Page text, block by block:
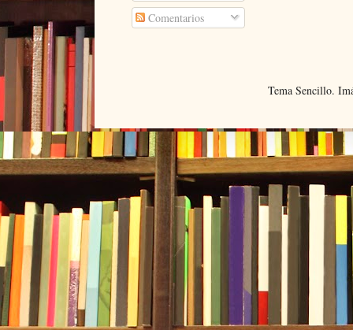
Comentarios
Tema Sencillo.